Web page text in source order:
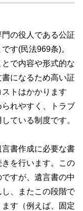
の役人である公証
す(民法969条)。
で内容や形式的な
になるため高い証
トはかかります
れやすく、トラブ
ている制度です。
書作成に必要な書
を行います。この
すが、遺言書の中
、またこの段階で
す（例えば、固定